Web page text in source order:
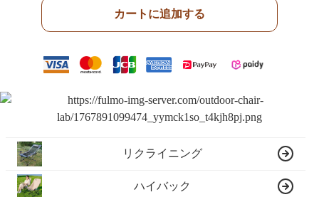
カートに追加する
リクライニング
ハイバック